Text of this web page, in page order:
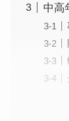
中高